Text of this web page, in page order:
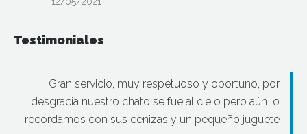
Testimoniales
Gran servicio, muy respetuoso y oportuno, por
desgracia nuestro chato se fue al cielo pero aún lo
recordamos con sus cenizas y un pequeño juguete